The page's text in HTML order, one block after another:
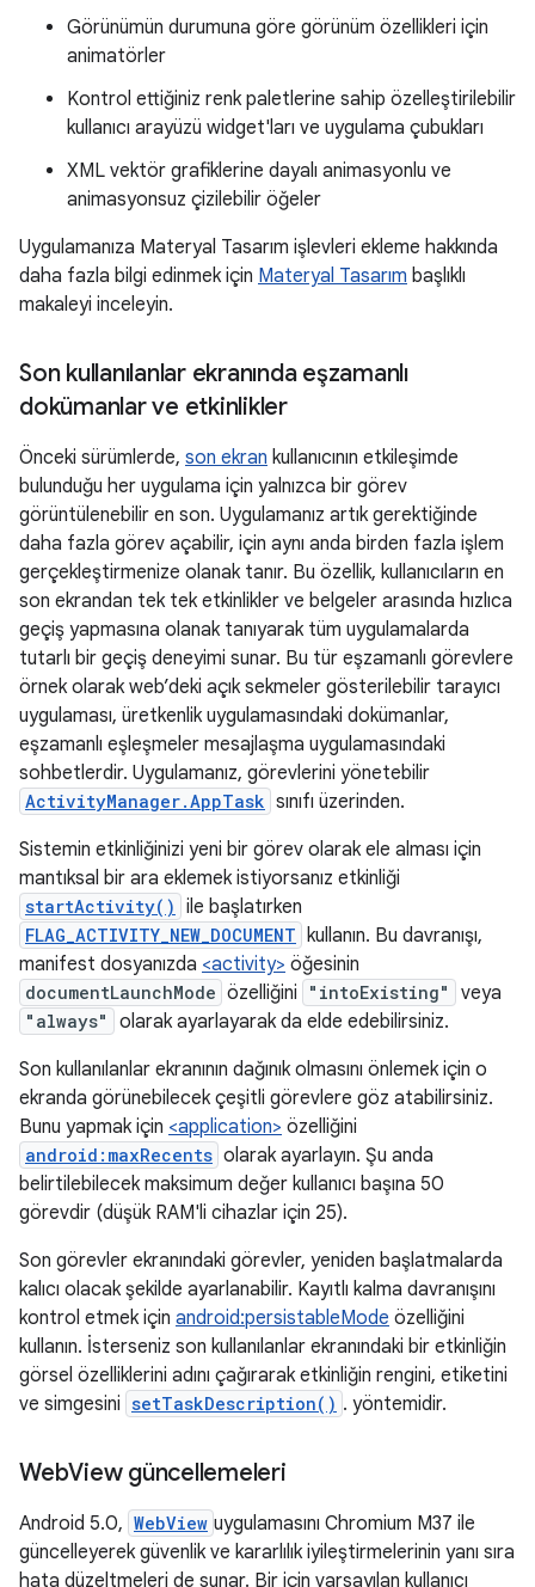
Görünümün durumuna göre görünüm özellikleri için
animatörler
Kontrol ettiğiniz renk paletlerine sahip özelleştirilebilir
kullanıcı arayüzü widget'ları ve uygulama çubukları
XML vektör grafiklerine dayalı animasyonlu ve
animasyonsuz çizilebilir öğeler
Uygulamanıza Materyal Tasarım işlevleri ekleme hakkında
daha fazla bilgi edinmek için Materyal Tasarım başlıklı
makaleyi inceleyin.
Son kullanılanlar ekranında eşzamanlı
dokümanlar ve etkinlikler
Önceki sürümlerde, son ekran kullanıcının etkileşimde
bulunduğu her uygulama için yalnızca bir görev
görüntülenebilir en son. Uygulamanız artık gerektiğinde
daha fazla görev açabilir, için aynı anda birden fazla işlem
gerçekleştirmenize olanak tanır. Bu özellik, kullanıcıların en
son ekrandan tek tek etkinlikler ve belgeler arasında hızlıca
geçiş yapmasına olanak tanıyarak tüm uygulamalarda
tutarlı bir geçiş deneyimi sunar. Bu tür eşzamanlı görevlere
örnek olarak web’deki açık sekmeler gösterilebilir tarayıcı
uygulaması, üretkenlik uygulamasındaki dokümanlar,
eşzamanlı eşleşmeler mesajlaşma uygulamasındaki
sohbetlerdir. Uygulamanız, görevlerini yönetebilir
ActivityManager.AppTask sınıfı üzerinden.
Sistemin etkinliğinizi yeni bir görev olarak ele alması için
mantıksal bir ara eklemek istiyorsanız etkinliği
startActivity() ile başlatırken
FLAG_ACTIVITY_NEW_DOCUMENT kullanın. Bu davranışı,
manifest dosyanızda <activity> öğesinin
documentLaunchMode özelliğini "intoExisting" veya
"always"
olarak ayarlayarak da elde edebilirsiniz.
Son kullanılanlar ekranının dağınık olmasını önlemek için o
ekranda görünebilecek çeşitli görevlere göz atabilirsiniz.
Bunu yapmak için <application> özelliğini
android:maxRecents olarak ayarlayın. Şu anda
belirtilebilecek maksimum değer kullanıcı başına 50
görevdir (düşük RAM'li cihazlar için 25).
Son görevler ekranındaki görevler, yeniden başlatmalarda
kalıcı olacak şekilde ayarlanabilir. Kayıtlı kalma davranışını
kontrol etmek için android:persistableMode özelliğini
kullanın. İsterseniz son kullanılanlar ekranındaki bir etkinliğin
görsel özelliklerini adını çağırarak etkinliğin rengini, etiketini
ve simgesini setTaskDescription() . yöntemidir.
WebView güncellemeleri
Android 5.0, WebView uygulamasını Chromium M37 ile
güncelleyerek güvenlik ve kararlılık iyileştirmelerinin yanı sıra
hata düzeltmeleri de sunar. Bir için varsayılan kullanıcı